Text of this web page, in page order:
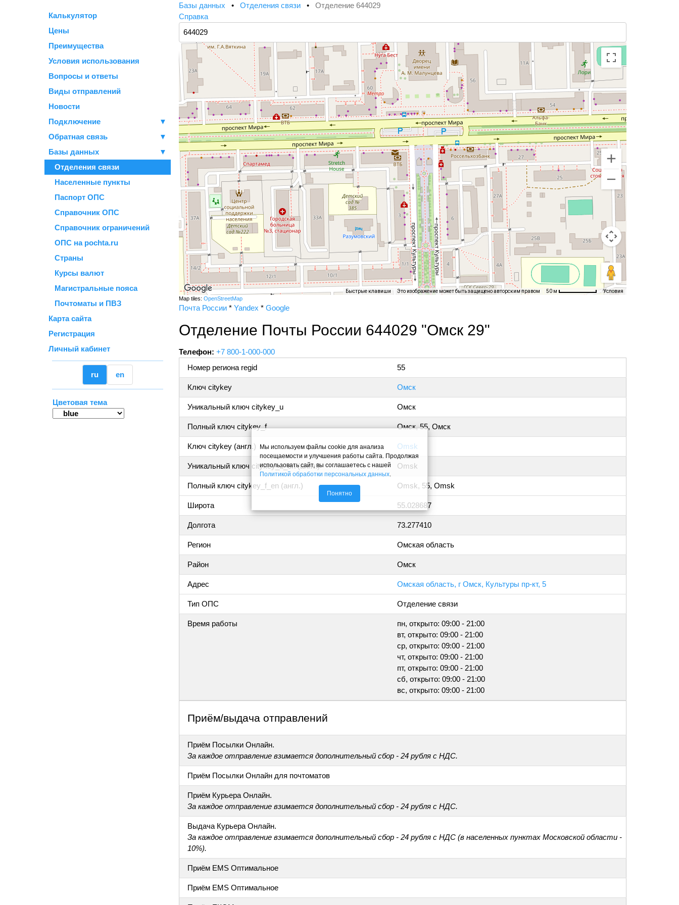
Калькулятор
Цены
Преимущества
Условия использования
Вопросы и ответы
Виды отправлений
Новости
Подключение
▼
Обратная связь
▼
Базы данных
▼
Отделения связи
Населенные пункты
Паспорт ОПС
Справочник ОПС
Справочник ограничений
ОПС на pochta.ru
Страны
Курсы валют
Магистральные пояса
Почтоматы и ПВЗ
Карта сайта
Регистрация
Личный кабинет
ru en
Цветовая тема
Базы данных • Отделения связи • Отделение 644029
Справка
Быстрые клавиши Это изображение может быть защищено авторским правом 50 м Условия
Map tiles: OpenStreetMap
Почта России * Yandex * Google
Отделение Почты России 644029 "Омск 29"
Телефон: +7 800-1-000-000
Номер региона regid
55
Ключ citykey Омск
Уникальный ключ citykey_u Омск
Полный ключ citykey_f Омск, 55, Омск
Ключ citykey (англ.) Omsk
Уникальный ключ citykey_u_en (англ.) Omsk
Полный ключ citykey_f_en (англ.) Omsk, 55, Omsk
Широта 55.028687
Долгота 73.277410
Регион Омская область
Район Омск
Адрес Омская область, г Омск, Культуры пр-кт, 5
Тип ОПС Отделение связи
Время работы
пн, открыто: 09:00 - 21:00
вт, открыто: 09:00 - 21:00
ср, открыто: 09:00 - 21:00
чт, открыто: 09:00 - 21:00
пт, открыто: 09:00 - 21:00
сб, открыто: 09:00 - 21:00
вс, открыто: 09:00 - 21:00
Приём/выдача отправлений
Приём Посылки Онлайн.
За каждое отправление взимается дополнительный сбор - 24 рубля с НДС.
Приём Посылки Онлайн для почтоматов
Приём Курьера Онлайн.
За каждое отправление взимается дополнительный сбор - 24 рубля с НДС.
Выдача Курьера Онлайн.
За каждое отправление взимается дополнительный сбор - 24 рубля с НДС (в населенных пунктах Московской области -
10%).
Приём EMS Оптимальное
Приём EMS Оптимальное
Мы используем файлы cookie для анализа
посещаемости и улучшения работы сайта. Продолжая
использовать сайт, вы соглашаетесь с нашей
Политикой обработки персональных данных
Понятно